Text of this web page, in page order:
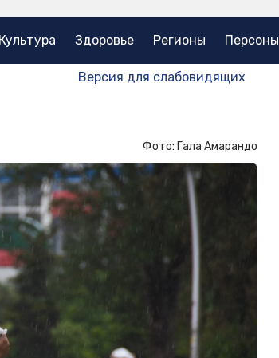
Культура Здоровье Регионы Персоны
Версия для слабовидящих
Фото: Гала Амарандо